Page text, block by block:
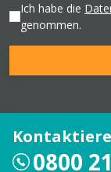
Ich habe die
genommen.
0800